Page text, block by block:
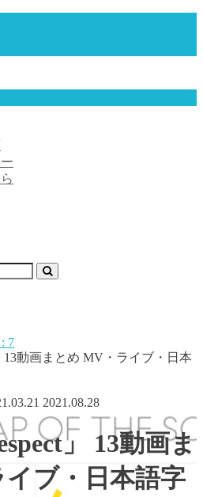
7
13動画まとめ MV・ライブ・日本
2021.08.28
」 13動画ま
ブ・日本語字